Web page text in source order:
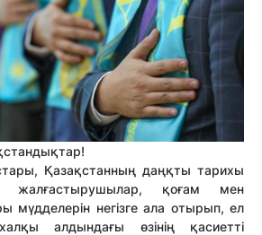
Қазақстанның даңқты тарихы
жалғастырушылар, қоғам мен
мүдделерін негізге ала отырып, ел
алдындағы өзінің қасиетті